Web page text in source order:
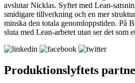
avslutar Nicklas. Syftet med Lean-
smidigare tillverkning och en mer
minska den totala genomloppstiden. På
sluta med Lean-arbetet utan ser det som
Produktionslyftets